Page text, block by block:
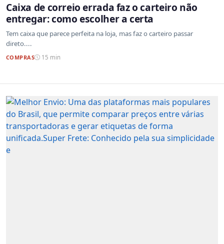
Caixa de correio errada faz o carteiro não
entregar: como escolher a certa
Tem caixa que parece perfeita na loja, mas faz o carteiro passar
direto....
COMPRAS 15 min